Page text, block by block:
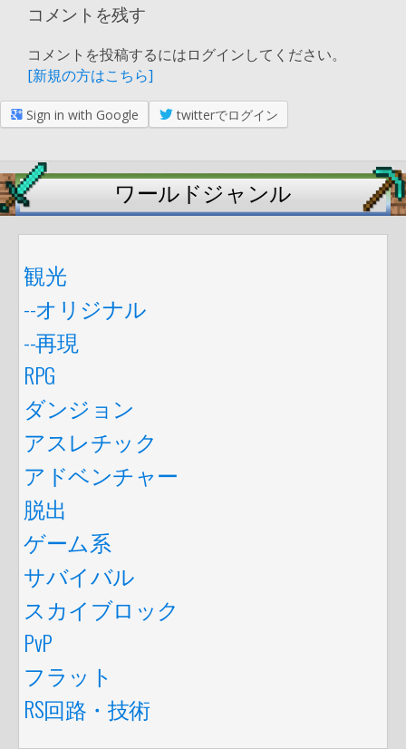
コメントを残す
コメントを投稿するにはログインしてください。
[新規の方はこちら]
Sign in with Google twitterでログイン
ワールドジャンル
観光
--オリジナル
--再現
RPG
ダンジョン
アスレチック
アドベンチャー
脱出
ゲーム系
サバイバル
スカイブロック
PvP
フラット
RS回路・技術